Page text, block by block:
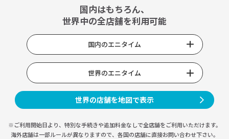
国内はもちろん、
世界中の全店舗を利用可能
国内のエニタイム
世界のエニタイム
世界の店舗を地図で表示
※ご利用開始日より、特別な手続きや追加料金なしで全店舗をご利用いただけます。
海外店舗は一部ルールが異なりますので、 各国の店舗に直接お問い合わせ下さい。